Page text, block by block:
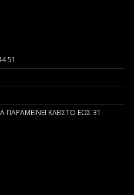
51
ΠΑΡΑΜΕΙΝΕΙ ΚΛΕΙΣΤΟ ΕΩΣ 31